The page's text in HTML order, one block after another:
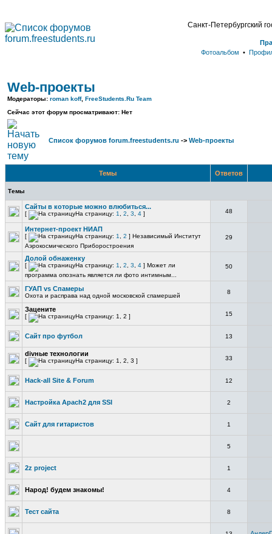
Санкт-Петербургский
Фотоальбом •
Web-проекты
Модераторы: roman koff, FreeStudents.Ru Team
Сейчас этот форум просматривают: Нет
Список форумов forum.freestudents.ru -> Web-проекты
Темы Ответов
Темы
Сайты в которые можно влюбиться...
[ На страницу: 1 2 3 4 ] 48
Интернет-проект НИАП
[ На страницу: 1 2 ] Независимый Институт
Аэрокосмического Приборостроения
29
Долой обнаженку
[ На страницу: 1 2 3 4 ] Может ли
программа опознать является ли фото интимным...
50
ГУАП vs Спамеры
Охота и расправа над одной московской спамершей
8
Зацените
[ На страницу: 1, 2 ] 15
Сайт про футбол 13
divные технологии
[ На страницу: 1, 2, 3 ] 33
Hack-all Site & Forum 12
Настройка Apach2 для SSI 2
Сайт для гитаристов 1
5
2z project 1
Народ! будем знакомы! 4
Тест сайта 8